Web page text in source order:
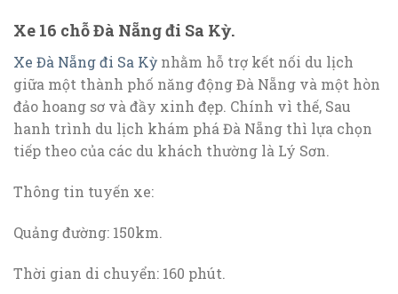
Xe 16 chỗ Đà Nẵng đi Sa Kỳ.
Xe Đà Nẵng đi Sa Kỳ nhằm hỗ trợ kết nối du lịch
giữa một thành phố năng động Đà Nẵng và một hòn
đảo hoang sơ và đầy xinh đẹp. Chính vì thế, Sau
hanh trình du lịch khám phá Đà Nẵng thì lựa chọn
tiếp theo của các du khách thường là Lý Sơn.
Thông tin tuyến xe:
Quảng đường: 150km.
Thời gian di chuyển: 160 phút.